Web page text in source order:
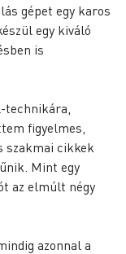
gépet egy karos
egy kiváló
is
technikára,
figyelmes,
szakmai cikkek
Mint egy
az elmúlt négy
azonnal a